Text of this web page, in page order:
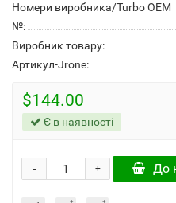
Номери виробника/Turbo OEM
№:
Виробник товару:
Артикул-Jrone:
$144.00
Є в наявності
+
- До